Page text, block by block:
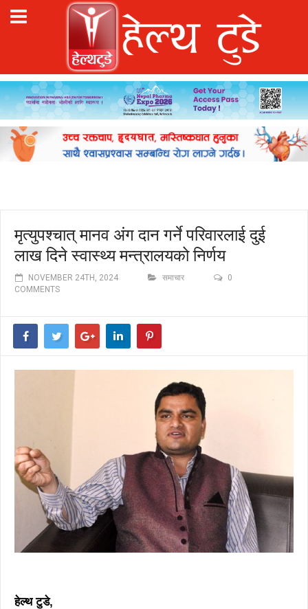
मृत्युपश्चात् मानव अंग दान गर्ने परिवारलाई दुई
लाख दिने स्वास्थ्य मन्त्रालयको निर्णय
NOVEMBER 24TH, 2024 समाचार
0
COMMENTS
हेल्थ टुडे,